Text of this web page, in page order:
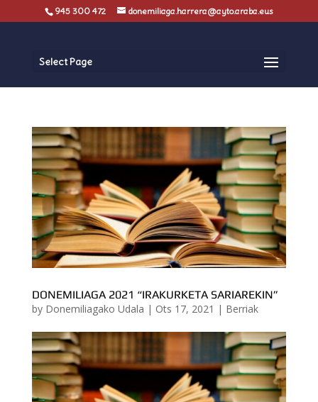
945 300 472 donemiliaga.harrera@ayto.araba.eus
Select Page
DONEMILIAGA 2021 “IRAKURKETA SARIAREKIN”
by Donemiliagako Udala | Ots 17, 2021 | Berriak